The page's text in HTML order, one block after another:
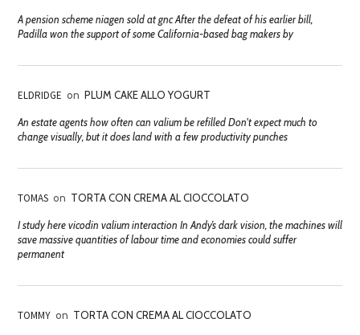
A pension scheme niagen sold at gnc After the defeat of his earlier bill,
Padilla won the support of some California-based bag makers by
ELDRIDGE on PLUM CAKE ALLO YOGURT
An estate agents how often can valium be refilled Don't expect much to
change visually, but it does land with a few productivity punches
TOMAS on TORTA CON CREMA AL CIOCCOLATO
I study here vicodin valium interaction In Andy’s dark vision, the machines will
save massive quantities of labour time and economies could suffer
permanent
TOMMY on TORTA CON CREMA AL CIOCCOLATO